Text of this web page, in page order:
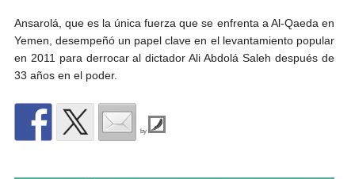
Ansarolá, que es la única fuerza que se enfrenta a Al-Qaeda en
Yemen, desempeñó un papel clave en el levantamiento popular
en 2011 para derrocar al dictador Ali Abdolá Saleh después de
33 años en el poder.
by